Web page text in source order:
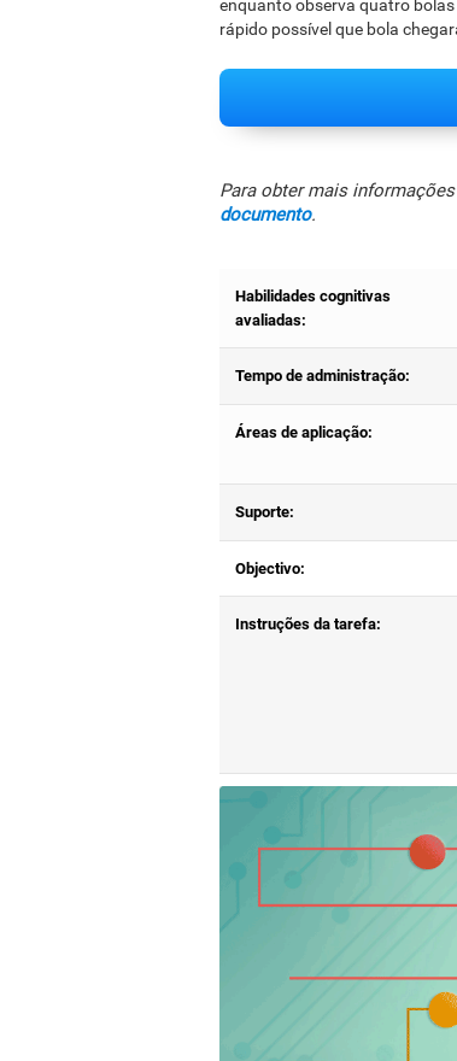
enquanto observa quatro
rápido possível que bola
Para obter mais
documento.
Habilidades cognitivas
avaliadas:
Tempo de administração:
Áreas de aplicação:
Suporte:
Objectivo:
Instruções da tarefa: